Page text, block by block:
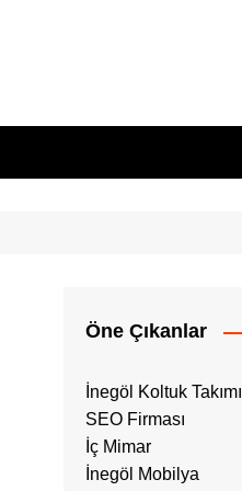
Öne Çıkanlar
İnegöl Koltuk Takımı
SEO Firması
İç Mimar
İnegöl Mobilya